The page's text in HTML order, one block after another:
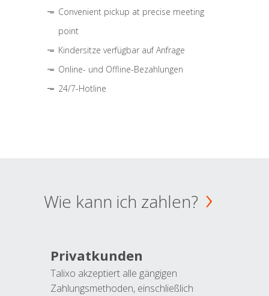
Convenient pickup at precise meeting
point
Kindersitze verfügbar auf Anfrage
Online- und Offline-Bezahlungen
24/7-Hotline
Wie kann ich zahlen?
Privatkunden
Talixo akzeptiert alle gängigen
Zahlungsmethoden, einschließlich